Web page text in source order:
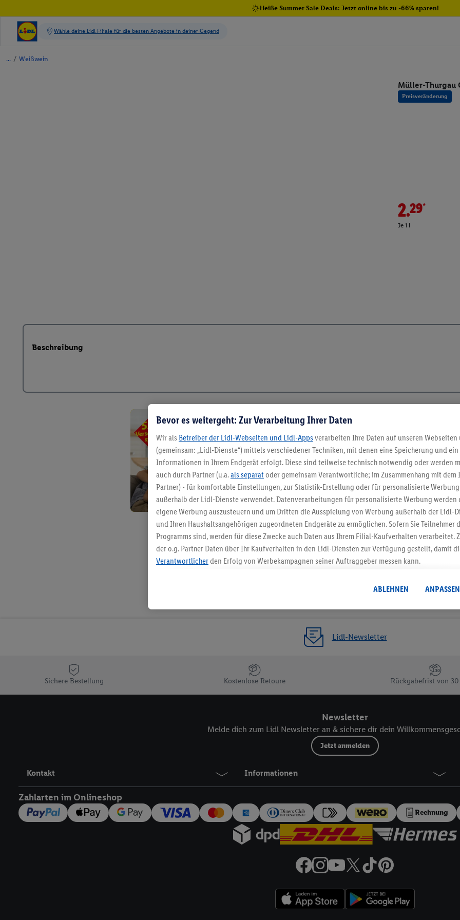
Heiße Summer Sale Deals: Jetzt online bis zu -66% sparen!
/ Weißwein
Müller-Thurgau
Preisveränderung
2.29*
Je 1 l
Beschreibung
5.95 € Versand
Jetzt zum Newsletter
Gutschein sichern!
Lidl-Newsletter
Sichere Bestellung Kostenlose Retoure Rückgabefrist von 30
Newsletter
Melde dich zum Lidl Newsletter an & sichere dir dein
Jetzt anmelden
Kontakt Informationen
Zahlarten im Onlineshop
Rechnung
Bevor es weitergeht: Zur Verarbeitung Ihrer Daten
Wir als Betreiber der Lidl-Webseiten und Lidl-Apps verarbeiten Ihre Daten auf unseren Webseiten
(gemeinsam: „Lidl-Dienste“) mittels verschiedener Techniken, mit denen eine Speicherung und
Informationen in Ihrem Endgerät erfolgt. Diese sind teilweise technisch notwendig oder werden
auch durch Partner (u.a.als separat oder gemeinsam Verantwortliche; im Zusammenhang mit dem
Partner) - für komfortable Einstellungen, zur Statistik-Erstellung oder für personalisierte
außerhalb der Lidl-Dienste verwendet. Datenverarbeitungen für personalisierte Werbung werden
eigene Werbung auszusteuern und um Dritten die Ausspielung von Werbung außerhalb der Lidl-
und Ihren Haushaltsangehörigen zugeordneten Endgeräte zu ermöglichen. Sofern Sie Teilnehmer
Programms sind, werden für diese Zwecke auch Daten aus Ihrem Filial-Kaufverhalten verarbeitet.
der o.g. Partner Daten über Ihr Kaufverhalten in den Lidl-Diensten zur Verfügung gestellt, damit
Verantwortlicherden Erfolg von Werbekampagnen seiner Auftraggeber messen kann.
angereicherten Profilen. Dies umfasst die Zusammenführung von Daten (z.B. über Ihre Nutzung
Kaufverhalten in den Lidl-Diensten, Informationen aus Ihrem Kundenkonto - z.B. Alter oder
genauen Standortdaten) auch über verschiedene Endgeräte und Lidl-Dienste hinweg
Segmenten). Im Zusammenhang mit dem Ausspielen dieser Werbung erfolgen Verarbeitungen
Erfolgsmessung der Werbung, zur Zielgruppenforschung, zur Entwicklung von Angeboten sowie
Sofern Sie hier Ihre Zustimmung dazu erteilen und danach ein Lidl Plus-Konto erstellen bzw. sich
Plus-Konto einloggen, kann darüber hinaus auch Ihre dort angegebene E-Mail-Adresse von uns in
Verantwortlichkeit mit einem der oben genannten Partner verwendet werden, um daraus eine
können, um Sie in von Dritten betriebenen Diensten zu erkennen und Ihnen personalisierte
Hierzu wird von uns und einem der anderen oben genannten Partner auch Ihre in einen Hashwert
Adresse in gemeinsamer Verantwortlichkeit verarbeitet.
Zudem erlauben Sie uns, der Utiq SA/NV („Utiq“) und IhremTelekommunikationsnetzbetreiber
den Lidl-Diensten einzusetzen. Utiq prüft zunächst anhand Ihrer IP-Adresse, ob die Technologie
verwenden, um Sie wiederzuerkennen und Erkenntnisse über Ihr Nutzungsverhalten in den Lidl-
Insbesondere können Sie mittels dieser Technologie auch auf Diensten wiedererkannt werden,
werden, damit wir Ihnen dort personalisierte Werbung ausspielen können. Sie können Ihre
Nutzung der Utiq-Technologie - zusätzlich zur weiter unten erläuterten Möglichkeit, Ihre
das Datenschutzportal von Utiq („consenthub“)
Telekommunikations-basierten Utiq-Technologie für digitales Marketing“ am unteren Ende dieser
Durch einen Klick auf „Ablehnen“ können Sie nur den Einsatz notwendiger Techniken zulassen.
„Zustimmen“ stimmen Sie allen Verarbeitungen zu sämtlichen vorgenannten Zwecken unter
ABLEHNEN ANPASSEN